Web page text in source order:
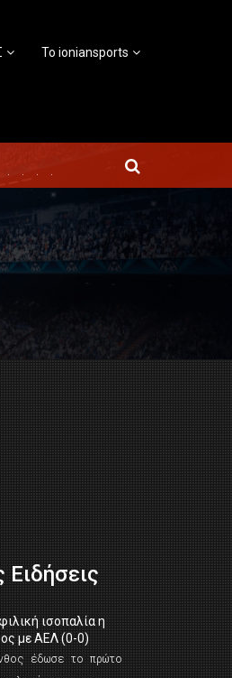
Το ioniansports
Ειδήσεις
ισοπαλία η
με ΑΕΛ (0-0)
έδωσε το πρώτο